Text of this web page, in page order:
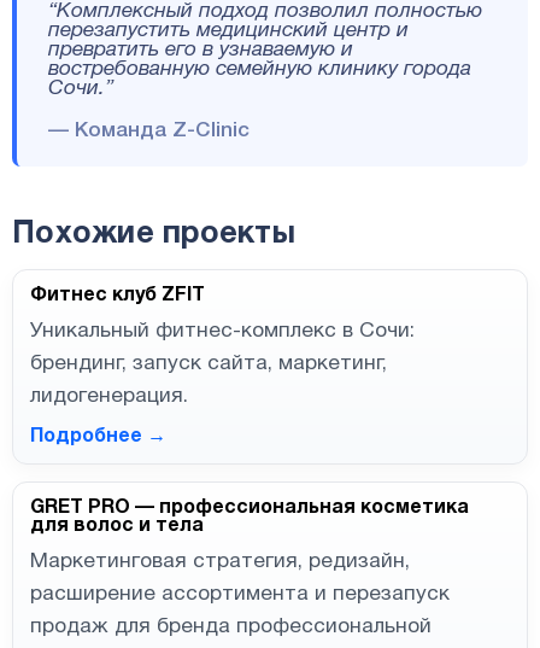
“Комплексный подход позволил полностью
перезапустить медицинский центр и
превратить его в узнаваемую и
востребованную семейную клинику города
Сочи.”
— Команда Z-Clinic
Похожие проекты
Фитнес клуб ZFIT
Уникальный фитнес-комплекс в Сочи:
брендинг, запуск сайта, маркетинг,
лидогенерация.
Подробнее →
GRET PRO — профессиональная косметика
для волос и тела
Маркетинговая стратегия, редизайн,
расширение ассортимента и перезапуск
продаж для бренда профессиональной